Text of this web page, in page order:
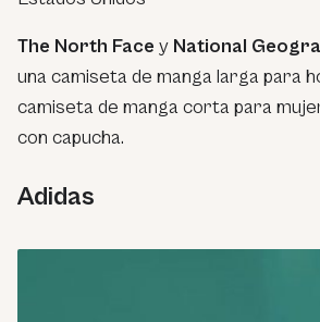
The North Face y National
una camiseta de manga larga para
camiseta de manga corta para
con capucha.
Adidas